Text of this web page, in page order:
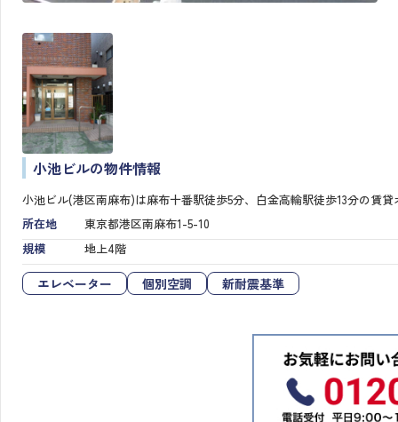
小池ビルの物件情報
小池ビル(港区南麻布)は麻布十番駅徒歩5分、白金高輪駅徒歩13分の賃貸
所在地
東京都港区南麻布1-5-10
規模
地上4階
エレベーター 個別空調 新耐震基準